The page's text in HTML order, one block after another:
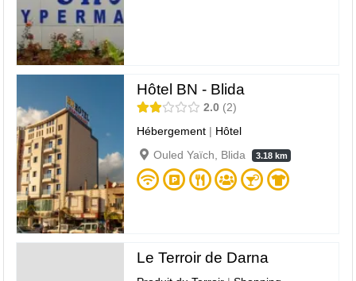
Hôtel BN - Blida
2.0
2
Hébergement | Hôtel
Ouled Yaïch, Blida
3.18 km
Le Terroir de Darna